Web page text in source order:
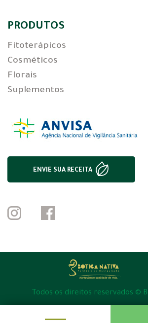
PRODUTOS
Fitoterápicos
Cosméticos
Florais
Suplementos
ENVIE SUA RECEITA
Todos os direitos reservados ©